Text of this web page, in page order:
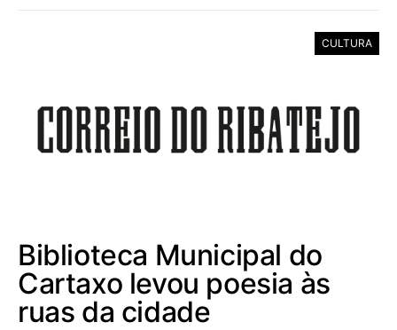
CULTURA
Biblioteca Municipal do
Cartaxo levou poesia às
ruas da cidade